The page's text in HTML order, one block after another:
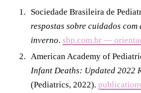
Sociedade Brasileira de
respostas sobre cuidados com
inverno. sbp.com.br —
American Academy of
Infant Deaths: Updated 2022
(Pediatrics, 2022).